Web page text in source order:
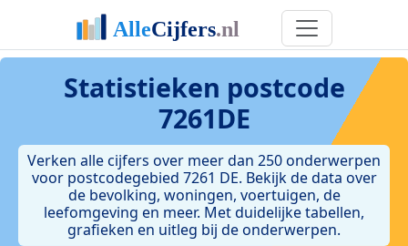
Statistieken postcode
7261DE
Verken alle cijfers over meer dan 250 onderwerpen
voor postcodegebied 7261 DE. Bekijk de data over
de bevolking, woningen, voertuigen, de
leefomgeving en meer. Met duidelijke tabellen,
grafieken en uitleg bij de onderwerpen.